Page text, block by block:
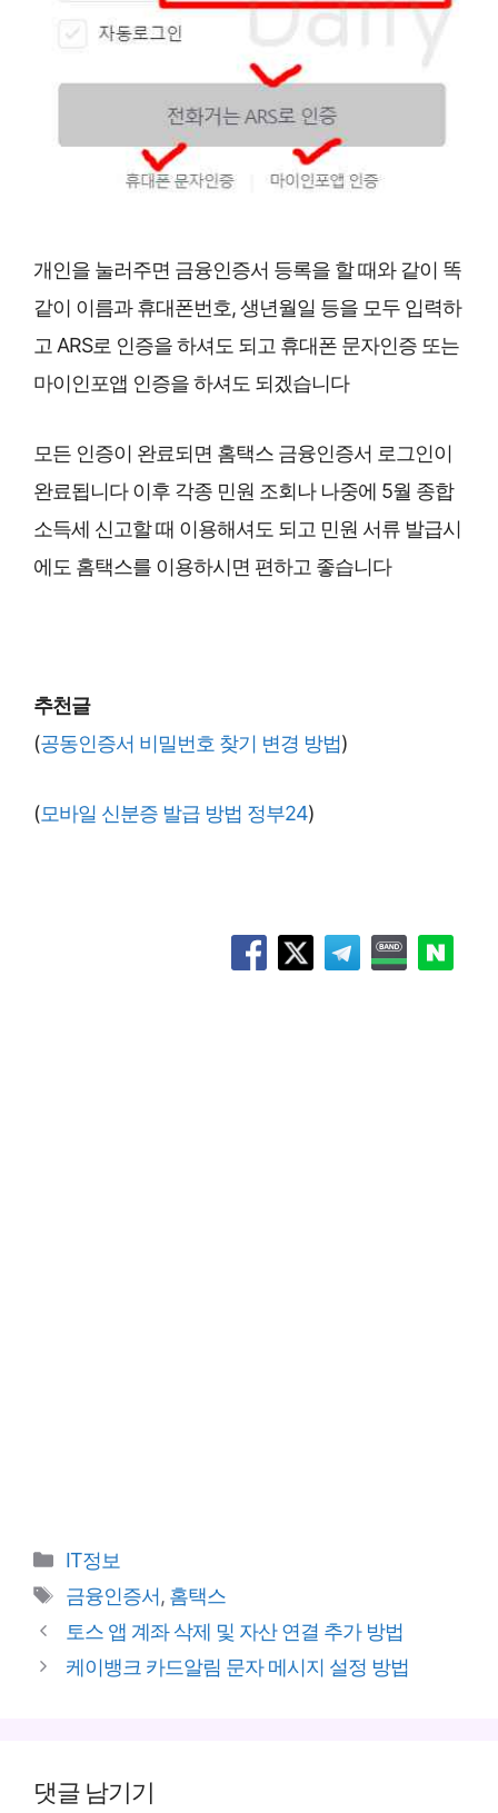
개인을 눌러주면 금융인증서 등록을 할 때와 같이 똑
같이 이름과 휴대폰번호, 생년월일 등을 모두 입력하
고 ARS로 인증을 하셔도 되고 휴대폰 문자인증 또는
마이인포앱 인증을 하셔도 되겠습니다
모든 인증이 완료되면 홈택스 금융인증서 로그인이
완료됩니다 이후 각종 민원 조회나 나중에 5월 종합
소득세 신고할 때 이용해셔도 되고 민원 서류 발급시
에도 홈택스를 이용하시면 편하고 좋습니다
추천글
(공동인증서 비밀번호 찾기 변경 방법)
(모바일 신분증 발급 방법 정부24)
카
테
리
IT정보
태
그
금융인증서, 홈택스
토스 앱 계좌 삭제 및 자산 연결 추가 방법
케이뱅크 카드알림 문자 메시지 설정 방법
댓글 남기기